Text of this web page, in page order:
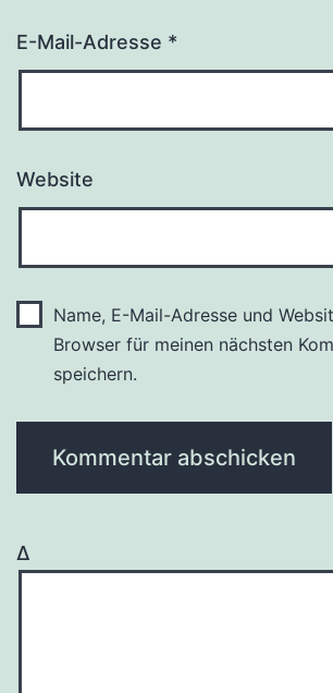
E-Mail-Adresse *
Website
Name, E-Mail-Adresse und
Browser für meinen nächsten
speichern.
Δ